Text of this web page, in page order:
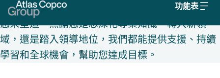
功能表
在我們這裡，您的職業道路並非預先定義，而是由
您來塑造。無論您是想深化專業知識、轉入新領
域，還是踏入領導地位，我們都能提供支援、持續
學習和全球機會，幫助您達成目標。